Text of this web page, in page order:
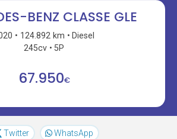
BENZ CLASSE GLE
124.892 km
Diesel
245cv
5P
67.950€
Twitter WhatsApp